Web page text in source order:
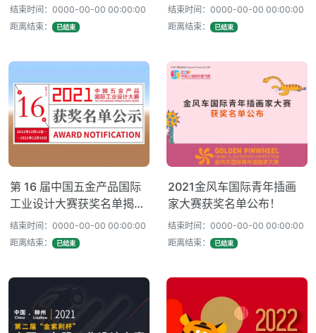
结束时间：0000-00-00 00:00:00
距离结束：
已结束
布！
结束时间：0000-00-00 00:00:00
距离结束：
已结束
第 16 届中国五金产品国际
工业设计大赛获奖名单揭
晓！
结束时间：0000-00-00 00:00:00
距离结束：
已结束
2021金风车国际青年插画
家大赛获奖名单公布！
结束时间：0000-00-00 00:00:00
距离结束：
已结束